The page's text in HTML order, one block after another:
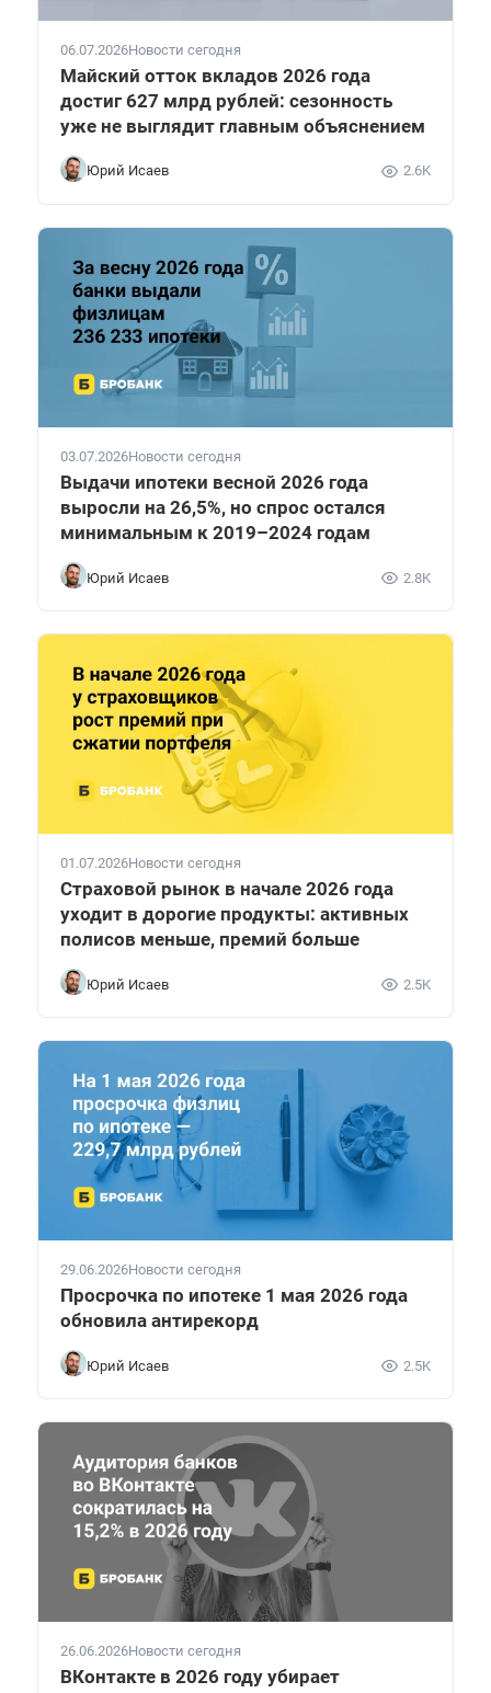
06.07.2026Новости сегодня
Майский отток вкладов 2026 года
достиг 627 млрд рублей: сезонность
уже не выглядит главным объяснением
Юрий Исаев 2.6K
03.07.2026Новости сегодня
Выдачи ипотеки весной 2026 года
выросли на 26,5%, но спрос остался
минимальным к 2019–2024 годам
Юрий Исаев 2.8K
01.07.2026Новости сегодня
Страховой рынок в начале 2026 года
уходит в дорогие продукты: активных
полисов меньше, премий больше
Юрий Исаев 2.5K
29.06.2026Новости сегодня
Просрочка по ипотеке 1 мая 2026 года
обновила антирекорд
Юрий Исаев 2.5K
26.06.2026Новости сегодня
ВКонтакте в 2026 году убирает